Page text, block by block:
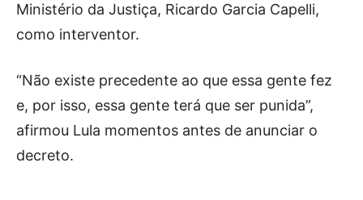
Ministério da Justiça, Ricardo Garcia Capelli,
como interventor.
“Não existe precedente ao que essa gente fez
e, por isso, essa gente terá que ser punida”,
afirmou Lula momentos antes de anunciar o
decreto.